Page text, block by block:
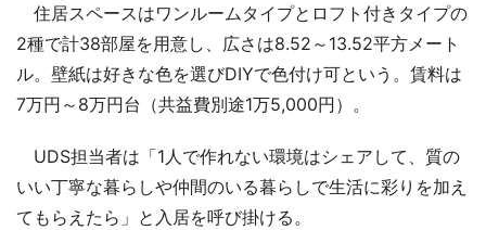
住居スペースはワンルームタイプとロフト付きタイプの
2種で計38部屋を用意し、広さは8.52～13.52平方メート
ル。壁紙は好きな色を選びDIYで色付け可という。賃料は
7万円～8万円台（共益費別途1万5,000円）。
UDS担当者は「1人で作れない環境はシェアして、質の
いい丁寧な暮らしや仲間のいる暮らしで生活に彩りを加え
てもらえたら」と入居を呼び掛ける。